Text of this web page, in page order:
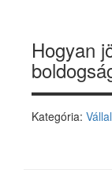
Hogyan
Kategória: